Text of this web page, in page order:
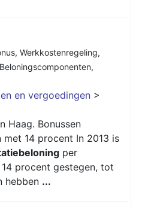
, Werkkostenregeling,
Beloningscomponenten,
en vergoedingen >
Haag. Bonussen
14 procent In 2013 is
per
procent gestegen, tot
hebben ...